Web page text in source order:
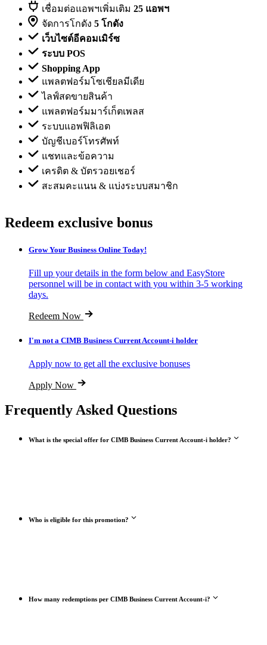
เชื่อมต่อแอพฯเพิ่มเติม 25 แอพฯ
จัดการโกดัง 5 โกดัง
เว็บไซต์อีคอมเมิร์ซ
ระบบ POS
Shopping App
แพลตฟอร์มโซเชียลมีเดีย
ไลฟ์สดขายสินค้า
แพลตฟอร์มมาร์เก็ตเพลส
ระบบแอพฟิลิเอต
บัญชีเบอร์โทรศัพท์
แชทและข้อความ
เครดิต & บัตรวอยเชอร์
สะสมคะแนน & แบ่งระบบสมาชิก
Redeem exclusive bonus
Grow Your Business Online Today!
Fill up your details in the form below and EasyStore
personnel will be in contact with you within 3-5 working
days.
Redeem Now
I'm not a CIMB Business Current Account-i holder
Apply now to get all the exclusive bonuses
Apply Now
Frequently Asked Questions
What is the special offer for CIMB Business Current Account-i holder?
Who is eligible for this promotion?
How many redemptions per CIMB Business Current Account-i?